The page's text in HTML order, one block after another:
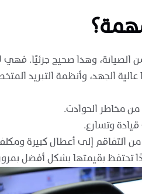
مهمة؟
الصيانة، وهذا صحيح جزئيًا.
الجهد، وأنظمة التبريد
من مخاطر الحوادث.
وتسارع.
من التفاقم إلى أعطال كبيرة
تحتفظ بقيمتها بشكل أفضل